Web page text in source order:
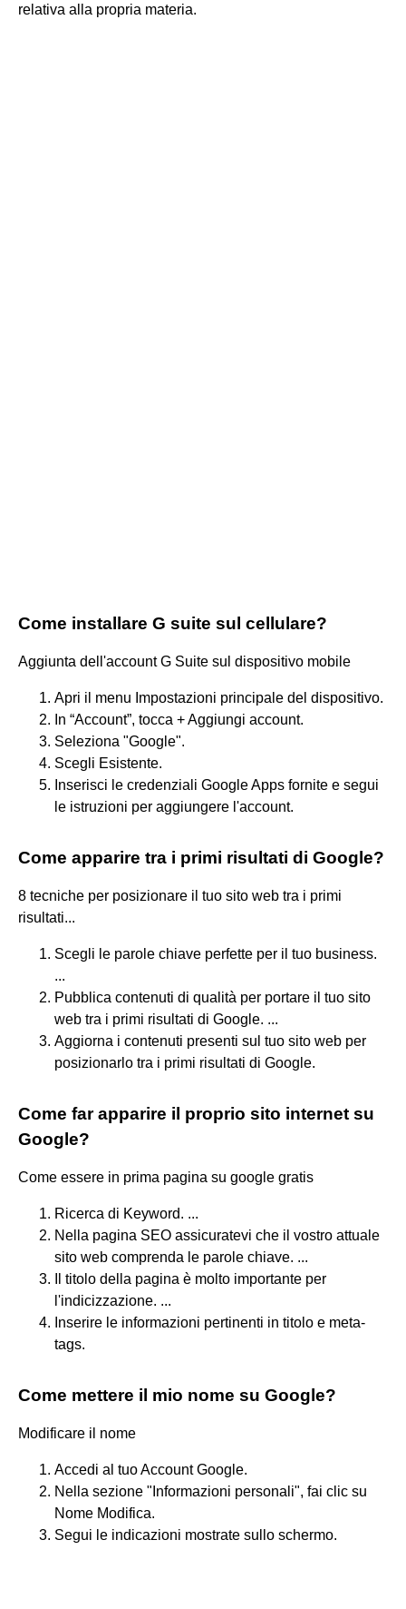
relativa alla propria materia.
Come installare G suite sul cellulare?
Aggiunta dell'account G Suite sul dispositivo mobile
Apri il menu Impostazioni principale del dispositivo.
In “Account”, tocca + Aggiungi account.
Seleziona "Google".
Scegli Esistente.
Inserisci le credenziali Google Apps fornite e segui
le istruzioni per aggiungere l'account.
Come apparire tra i primi risultati di Google?
8 tecniche per posizionare il tuo sito web tra i primi
risultati...
Scegli le parole chiave perfette per il tuo business.
...
Pubblica contenuti di qualità per portare il tuo sito
web tra i primi risultati di Google. ...
Aggiorna i contenuti presenti sul tuo sito web per
posizionarlo tra i primi risultati di Google.
Come far apparire il proprio sito internet su
Google?
Come essere in prima pagina su google gratis
Ricerca di Keyword. ...
Nella pagina SEO assicuratevi che il vostro attuale
sito web comprenda le parole chiave. ...
Il titolo della pagina è molto importante per
l'indicizzazione. ...
Inserire le informazioni pertinenti in titolo e meta-
tags.
Come mettere il mio nome su Google?
Modificare il nome
Accedi al tuo Account Google.
Nella sezione "Informazioni personali", fai clic su
Nome Modifica.
Segui le indicazioni mostrate sullo schermo.